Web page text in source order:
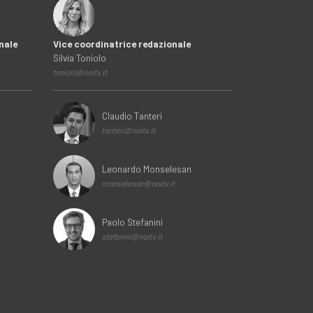
Vice coordinatrice redazionale
Silvia Toniolo
toniolo@noitv.it
Claudio Tanteri
tanteri@noitv.it
Leonardo Monselesan
monselesan@noitv.it
Paolo Stefanini
stefanini@noitv.it